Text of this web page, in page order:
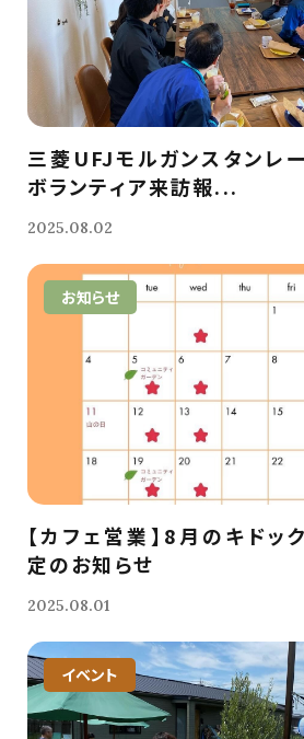
三菱UFJモルガンスタンレ
ボランティア来訪報...
2025.08.02
お知らせ
【カフェ営業】8月のキドッ
定のお知らせ
2025.08.01
イベント